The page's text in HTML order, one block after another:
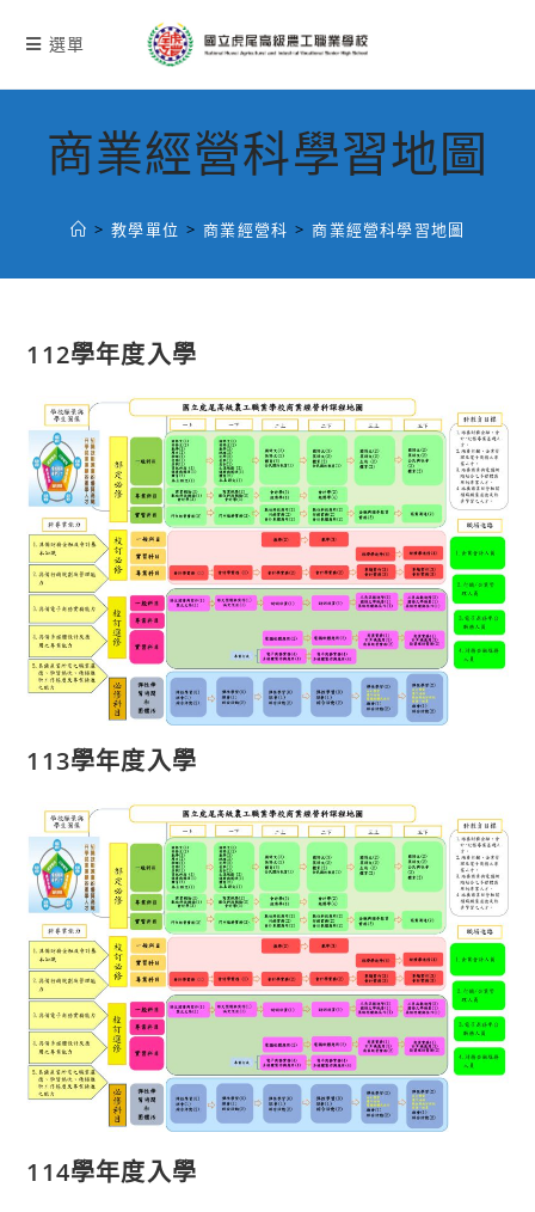
選單
商業經營科學習地圖
> 教學單位 > 商業經營科 > 商業經營科學習地圖
112學年度入學
113學年度入學
114學年度入學